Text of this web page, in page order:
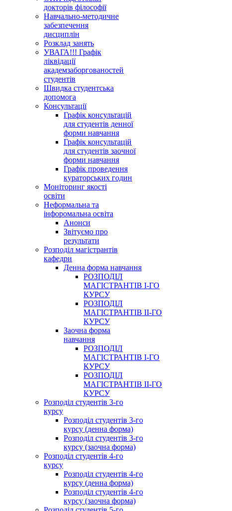
докторів філософії
Навчально-методичне
забезпечення
дисциплін
Розклад занять
УВАГА!!! Графік
ліквідації
академзаборгованостей
студентів
Швидка студентська
допомога
Консультації
Графік консультацій
для студентів денної
форми навчання
Графік консультацій
для студентів заочної
форми навчання
Графік проведення
кураторських годин
Моніторинг якості
освіти
Неформальна та
інфоромальна освіта
Анонси
Звітуємо про
результати
Розподіл магістрантів
кафедри
Денна форма навчання
РОЗПОДІЛ
МАГІСТРАНТІВ І-ГО
КУРСУ
РОЗПОДІЛ
МАГІСТРАНТІВ ІІ-ГО
КУРСУ
Заочна форма
навчання
РОЗПОДІЛ
МАГІСТРАНТІВ І-ГО
КУРСУ
РОЗПОДІЛ
МАГІСТРАНТІВ ІІ-ГО
КУРСУ
Розподіл студентів 3-го
курсу
Розподіл студентів 3-го
курсу (денна форма)
Розподіл студентів 3-го
курсу (заочна форма)
Розподіл студентів 4-го
курсу
Розподіл студентів 4-го
курсу (денна форма)
Розподіл студентів 4-го
курсу (заочна форма)